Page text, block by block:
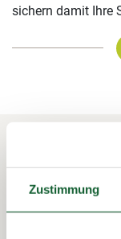
Zustimmung
sichern damit Ihre
In 3
So